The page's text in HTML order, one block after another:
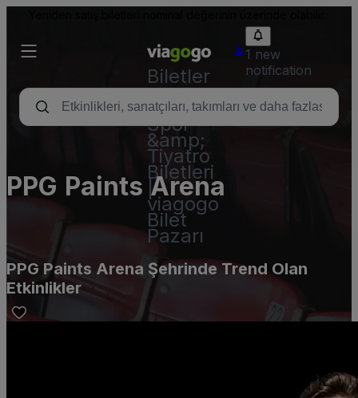
Biletler
-
Konser,
Spor
&amp;
Tiyatro
Biletleri
|
viagogo
Bilet
Pazarı
1 new
notification
PPG Paints Arena
PPG Paints Arena Şehrinde Trend Olan
Etkinlikler